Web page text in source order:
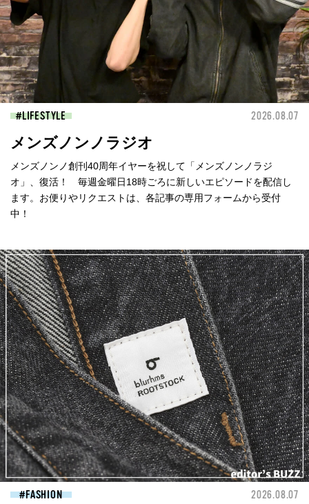
LIFESTYLE 2026.08.07
メンズノンノラジオ
メンズノンノ創刊40周年イヤーを祝して「メンズノンノラジ
オ」、復活！ 毎週金曜日18時ごろに新しいエピソードを配信し
ます。お便りやリクエストは、各記事の専用フォームから受付
中！
FASHION 2026.08.07